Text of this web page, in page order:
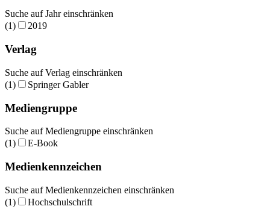
Suche auf Jahr einschränken
(1)
2019
Verlag
Suche auf Verlag einschränken
(1)
Springer Gabler
Mediengruppe
Suche auf Mediengruppe einschränken
(1)
E-Book
Medienkennzeichen
Suche auf Medienkennzeichen einschränken
(1)
Hochschulschrift